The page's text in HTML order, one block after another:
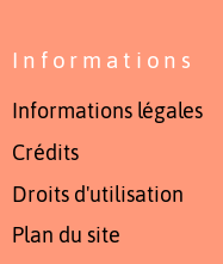
Informations
Informations légales
Crédits
Droits d'utilisation
Plan du site